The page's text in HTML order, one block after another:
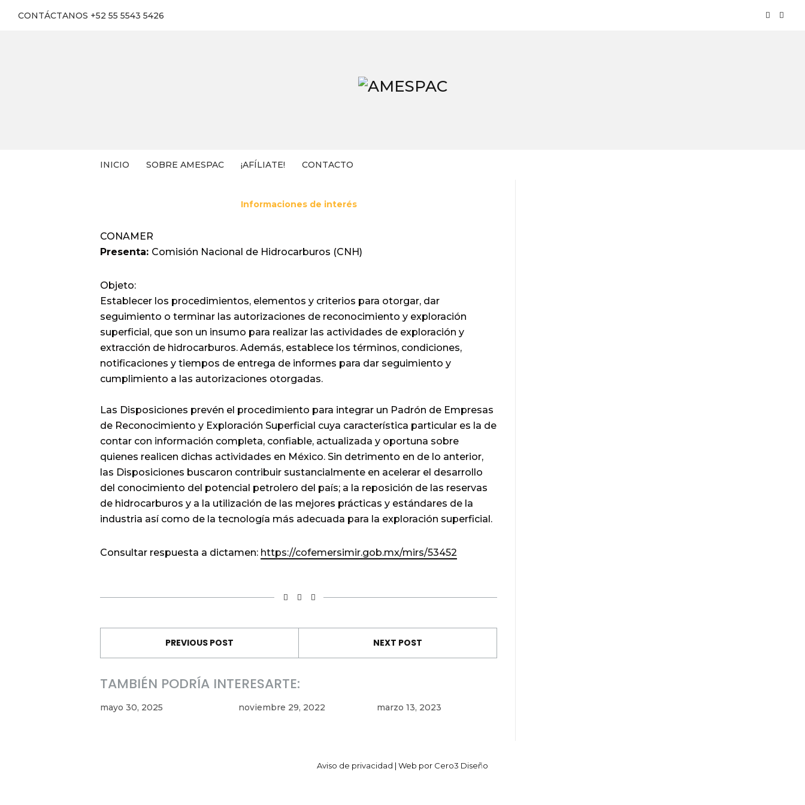
CONTÁCTANOS +52 55 5543 5426
INICIO SOBRE AMESPAC ¡AFÍLIATE! CONTACTO
Informaciones de interés
CONAMER
Presenta: Comisión Nacional de Hidrocarburos (CNH)
Objeto:
Establecer los procedimientos, elementos y criterios para otorgar, dar
seguimiento o terminar las autorizaciones de reconocimiento y exploración
superficial, que son un insumo para realizar las actividades de exploración y
extracción de hidrocarburos. Además, establece los términos, condiciones,
notificaciones y tiempos de entrega de informes para dar seguimiento y
cumplimiento a las autorizaciones otorgadas.
Las Disposiciones prevén el procedimiento para integrar un Padrón de Empresas
de Reconocimiento y Exploración Superficial cuya característica particular es la de
contar con información completa, confiable, actualizada y oportuna sobre
quienes realicen dichas actividades en México. Sin detrimento en de lo anterior,
las Disposiciones buscaron contribuir sustancialmente en acelerar el desarrollo
del conocimiento del potencial petrolero del país; a la reposición de las reservas
de hidrocarburos y a la utilización de las mejores prácticas y estándares de la
industria así como de la tecnología más adecuada para la exploración superficial.
Consultar respuesta a dictamen: https://cofemersimir.gob.mx/mirs/53452
PREVIOUS POST NEXT POST
TAMBIÉN PODRÍA INTERESARTE:
mayo 30, 2025 noviembre 29, 2022 marzo 13, 2023
Aviso de privacidad | Web por Cero3 Diseño